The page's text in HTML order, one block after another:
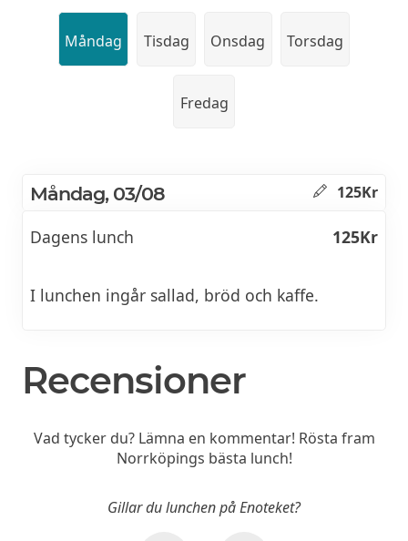
Måndag Tisdag Onsdag Torsdag
Fredag
Måndag, 03/08 125Kr
Dagens lunch 125Kr
I lunchen ingår sallad, bröd och kaffe.
Recensioner
Vad tycker du? Lämna en kommentar! Rösta fram
Norrköpings bästa lunch!
Gillar du lunchen på Enoteket?